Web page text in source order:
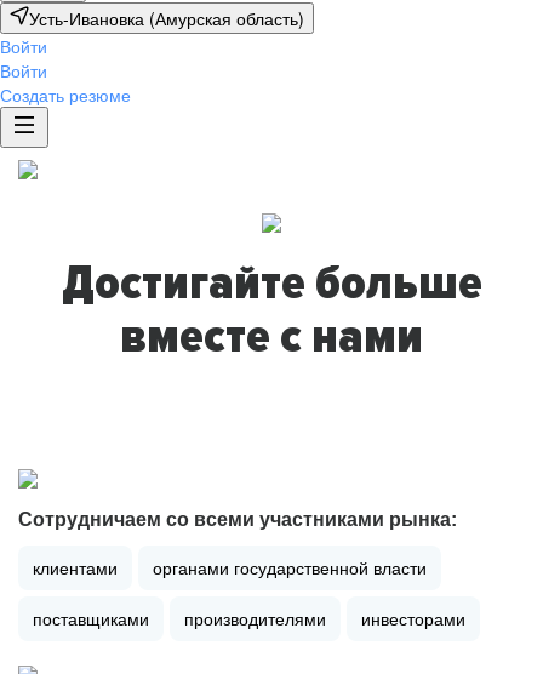
Усть-Ивановка (Амурская область)
Войти
Войти
Создать резюме
Достигайте больше
вместе с нами
Сотрудничаем со всеми участниками рынка:
клиентами органами государственной власти
поставщиками производителями инвесторами